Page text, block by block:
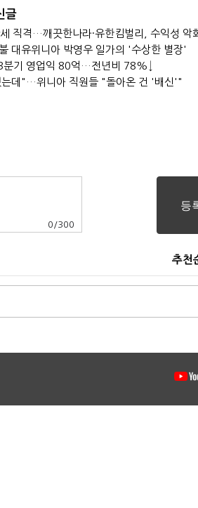
글
직격…깨끗한나라·유한킴벌리, 수익성 악
대유위니아 박영우 일가의 '수상한 별장'
분기 영업익 80억…전년비 78%↓
데"…위니아 직원들 "돌아온 건 '배신'"
0 /300
추천